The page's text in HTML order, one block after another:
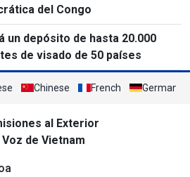
del Congo
un depósito de hasta 20.000
de visado de 50 países
Chinese French German
al Exterior
Voz de Vietnam